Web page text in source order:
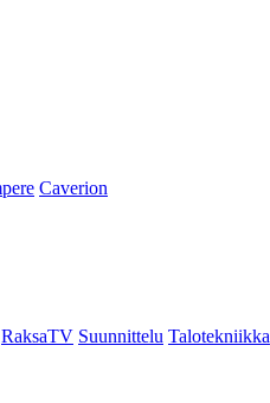
Caverion
RaksaTV Suunnittelu Talotekniikka